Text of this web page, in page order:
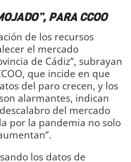
PARA CCOO
de los recursos
el mercado
de Cádiz”, subrayan
que incide en que
del paro crecen, y los
alarmantes, indican
del mercado
por la pandemia no solo
los datos de